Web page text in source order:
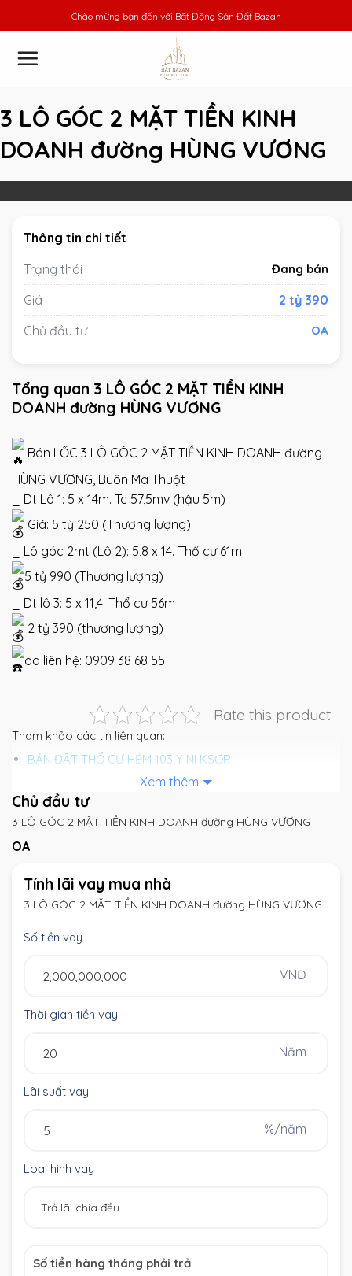
to
content
Chào mừng bạn đến với Bất Động Sản Đất Bazan
3 LÔ GÓC 2 MẶT TIỀN KINH
DOANH đường HÙNG VƯƠNG
Thông tin chi tiết
Trạng thái
Đang bán
Giá
2 tỷ 390
Chủ đầu tư
OA
Tổng quan 3 LÔ GÓC 2 MẶT TIỀN KINH
DOANH đường HÙNG VƯƠNG
Bán LỐC 3 LÔ GÓC 2 MẶT TIỀN KINH DOANH đường
HÙNG VƯƠNG, Buôn Ma Thuột
_ Dt Lô 1: 5 x 14m. Tc 57,5mv (hậu 5m)
Giá: 5 tỷ 250 (Thương lượng)
_ Lô góc 2mt (Lô 2): 5,8 x 14. Thổ cư 61m
5 tỷ 990 (Thương lượng)
_ Dt lô 3: 5 x 11,4. Thổ cư 56m
2 tỷ 390 (thương lượng)
oa liên hệ: 0909 38 68 55
Rate this product
Tham khảo các tin liên quan:
BÁN ĐẤT THỔ CƯ HẺM 103 Y NI KSƠR
Ra Mới Lốc 7 Lô Mặt Tiền Đại Lộ Võ Nguyên Giáp – Giá
Tốt Đầu Tư
1932
Bán Đất Mặt Đường 24m – TDP 12, Vị Trí Kinh Doanh Đắc
Bán Nhà Tân Lợi Giá 1,9 Tỷ – Hẻm 144/2 Hà Huy Giáp, Gần
Đồng Khởi, Full Nội Thất
Xem thêm
Chủ đầu tư
3 LÔ GÓC 2 MẶT TIỀN KINH DOANH đường HÙNG VƯƠNG
OA
Tính lãi vay mua nhà
3 LÔ GÓC 2 MẶT TIỀN KINH DOANH đường HÙNG VƯƠNG
Số tiền vay
VNĐ
Thời gian tiền vay
Năm
Lãi suất vay
%/năm
Loại hình vay
Số tiền hàng tháng phải trả